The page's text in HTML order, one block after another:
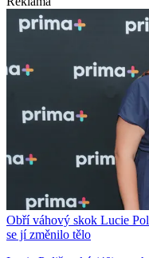
Obří váhový skok Lucie
se jí změnilo tělo